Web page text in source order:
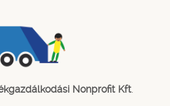
Nonprofit Kft